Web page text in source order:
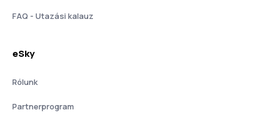
FAQ - Utazási kalauz
eSky
Rólunk
Partnerprogram